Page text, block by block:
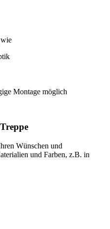
Montage möglich
Wünschen und
und Farben, z.B. in